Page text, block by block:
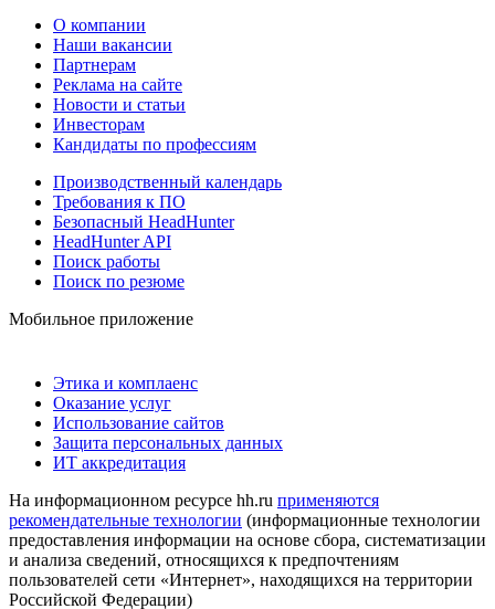
О компании
Наши вакансии
Партнерам
Реклама на сайте
Новости и статьи
Инвесторам
Кандидаты по профессиям
Производственный календарь
Требования к ПО
Безопасный HeadHunter
HeadHunter API
Поиск работы
Поиск по резюме
Мобильное приложение
Этика и комплаенс
Оказание услуг
Использование сайтов
Защита персональных данных
ИТ аккредитация
На информационном ресурсе hh.ru применяются
рекомендательные технологии (информационные технологии
предоставления информации на основе сбора, систематизации
и анализа сведений, относящихся к предпочтениям
пользователей сети «Интернет», находящихся на территории
Российской Федерации)